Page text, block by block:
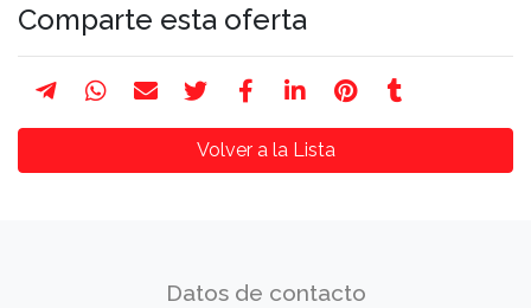
Comparte esta oferta
Volver a la Lista
Datos de contacto